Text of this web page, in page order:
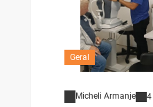
Geral
Micheli Armanje 4